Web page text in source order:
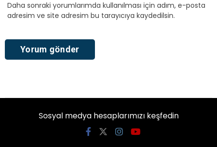
Daha sonraki yorumlarımda kullanılması için adım, e-posta
adresim ve site adresim bu tarayıcıya kaydedilsin.
Sosyal medya hesaplarımızı keşfedin